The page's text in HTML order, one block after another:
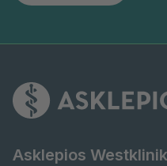
Asklepios